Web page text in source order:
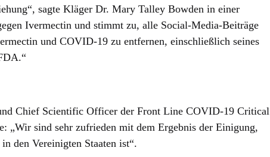
sagte Kläger Dr. Mary Talley Bowden in einer
Ivermectin und stimmt zu, alle Social-Media-Beiträge
und COVID-19 zu entfernen, einschließlich seines
Chief Scientific Officer der Front Line COVID-19 Critical
„Wir sind sehr zufrieden mit dem Ergebnis der Einigung,
den Vereinigten Staaten ist“.